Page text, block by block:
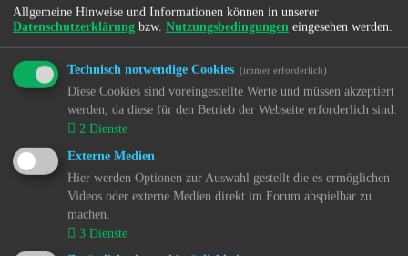
Wie erstelle ich ein neues Thema oder eine Antwort?
Um ein neues Thema in einem Forum zu eröffnen,
musst du auf „Neues Thema“ klicken. Um auf einen
Beitrag zu antworten, musst du auf „Antworten“
klicken. Es könnte sein, dass eine Registrierung
erforderlich ist, bevor du einen Beitrag schreiben
kannst. Deine Berechtigungen sind jeweils am Ende der
Foren- und der Beitragsansicht aufgelistet. Z. B. „Du
darfst neue Themen erstellen“, „Du darfst Dateianhänge
erstellen“ usw.
Nach oben
Wie kann ich einen Beitrag bearbeiten oder löschen?
Allgemeine Hinweise und Informationen können in unserer
Datenschutzerklärung bzw. Nutzungsbedingungen eingesehen werden.
Technisch notwendige Cookies (immer erforderlich)
Diese Cookies sind voreingestellte Werte und müssen akzeptiert
werden, da diese für den Betrieb der Webseite erforderlich sind.
2 Dienste
Externe Medien
Hier werden Optionen zur Auswahl gestellt die es ermöglichen
Videos oder externe Medien direkt im Forum abspielbar zu
machen.
3 Dienste